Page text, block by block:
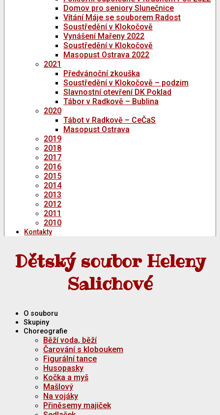
Domov pro seniory Slunečnice
Vítání Máje se souborem Radost
Soustředění v Klokočově
Vynášení Mařeny 2022
Soustředění v Klokočově
Masopust Ostrava 2022
2021
Předvánoční zkouška
Soustředění v Klokočově – podzim
Slavnostní otevření DK Poklad
Tábor v Radkově – Bublina
2020
Tábot v Radkově – CeČaS
Masopust Ostrava
2019
2018
2017
2016
2015
2014
2013
2012
2011
2010
Kontakty
Dětský soubor Heleny
Salichové
O souboru
Skupiny
Choreografie
Běží voda, běží
Čarování s kloboukem
Figurální tance
Husopasky
Kočka a myš
Mašlový
Na vojáky
Přiněsemy majiček